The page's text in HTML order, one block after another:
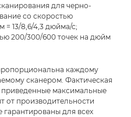
для черно-
со скоростью
= 13/8,6/4,3 дюйма/с;
200/300/600 точек на дюйм
каждому
сканером. Фактическая
приведенные максимальные
от производительности
гарантированы для всех